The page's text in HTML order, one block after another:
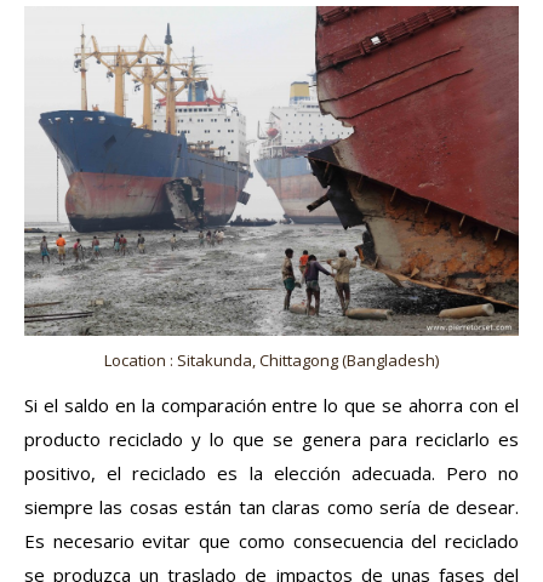
Location : Sitakunda, Chittagong (Bangladesh)
Si el saldo en la comparación entre lo que se ahorra con el
producto reciclado y lo que se genera para reciclarlo es
positivo, el reciclado es la elección adecuada. Pero no
siempre las cosas están tan claras como sería de desear.
Es necesario evitar que como consecuencia del reciclado
se produzca un traslado de impactos de unas fases del